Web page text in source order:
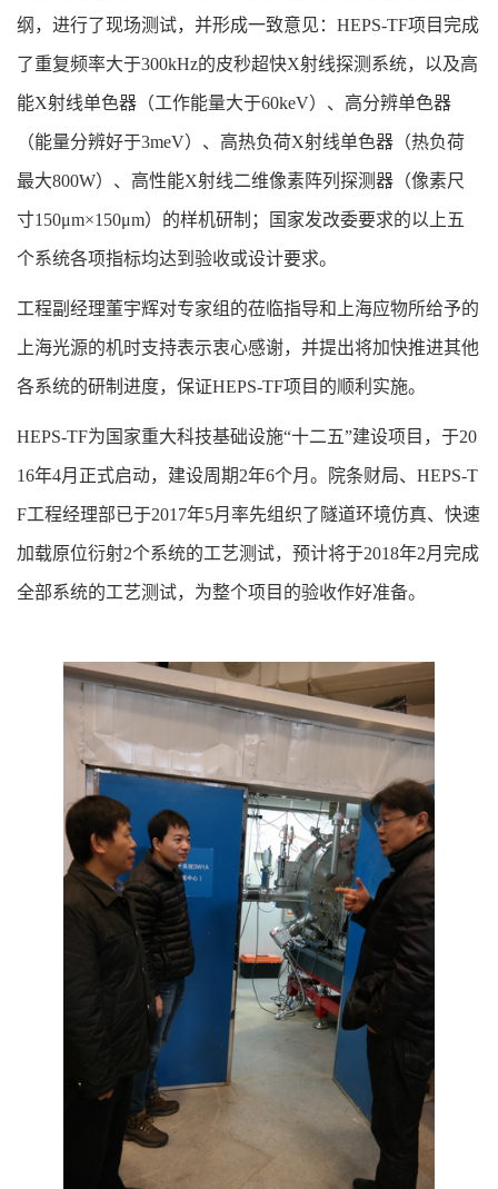
纲，进行了现场测试，并形成一致意见：HEPS-TF项目完成
了重复频率大于300kHz的皮秒超快X射线探测系统，以及高
能X射线单色器（工作能量大于60keV）、高分辨单色器
（能量分辨好于3meV）、高热负荷X射线单色器（热负荷
最大800W）、高性能X射线二维像素阵列探测器（像素尺
寸150μm×150μm）的样机研制；国家发改委要求的以上五
个系统各项指标均达到验收或设计要求。
工程副经理董宇辉对专家组的莅临指导和上海应物所给予的
上海光源的机时支持表示衷心感谢，并提出将加快推进其他
各系统的研制进度，保证HEPS-TF项目的顺利实施。
HEPS-TF为国家重大科技基础设施“十二五”建设项目，于20
16年4月正式启动，建设周期2年6个月。院条财局、HEPS-T
F工程经理部已于2017年5月率先组织了隧道环境仿真、快速
加载原位衍射2个系统的工艺测试，预计将于2018年2月完成
全部系统的工艺测试，为整个项目的验收作好准备。